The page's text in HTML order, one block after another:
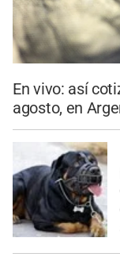
En vivo: así
agosto, en